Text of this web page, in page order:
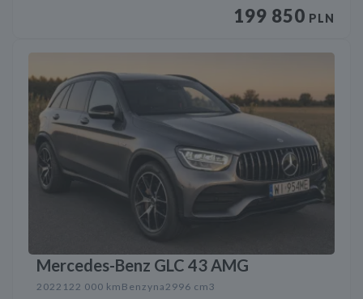
199 850 PLN
Mercedes-Benz GLC 43 AMG
2022 122 000 km Benzyna2996 cm3